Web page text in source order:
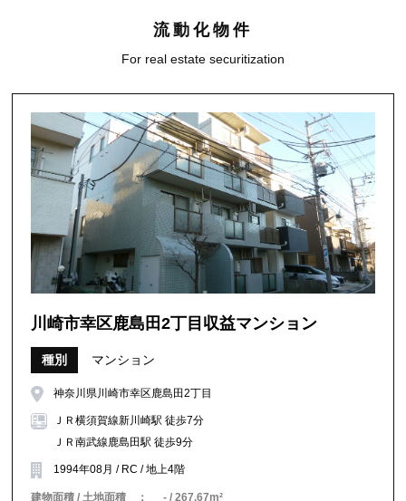
流動化物件
For real estate securitization
川崎市幸区鹿島田2丁目収益マンション
種別 マンション
神奈川県川崎市幸区鹿島田2丁目
ＪＲ横須賀線新川崎駅 徒歩7分
ＪＲ南武線鹿島田駅 徒歩9分
1994年08月 / RC / 地上4階
建物面積 / 土地面積 ： - / 267.67m²